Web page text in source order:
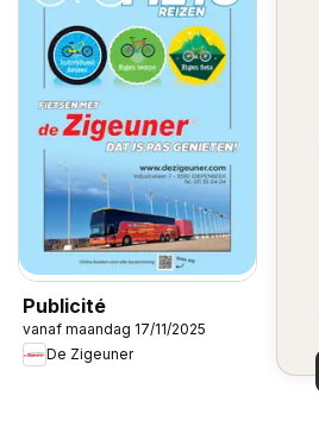
Publicité
vanaf maandag 17/11/2025
De Zigeuner